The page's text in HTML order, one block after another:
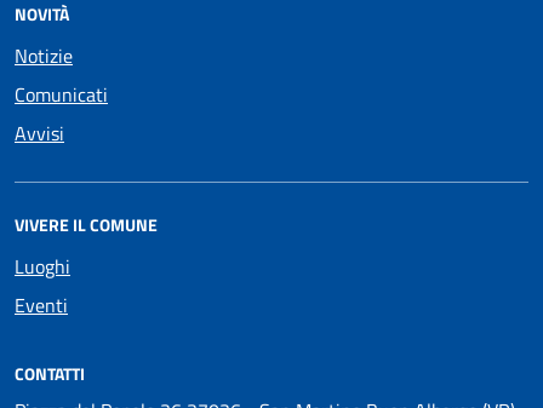
NOVITÀ
Notizie
Comunicati
Avvisi
VIVERE IL COMUNE
Luoghi
Eventi
CONTATTI